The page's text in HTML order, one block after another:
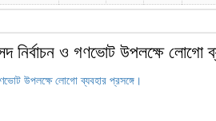
ও গণভোট উপলক্ষে লোগো
উপলক্ষে লোগো ব্যবহার প্রসঙ্গে।